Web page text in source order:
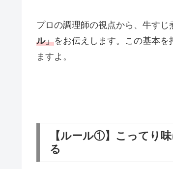
プロの調理師の視点から、牛す
ル」をお伝えします。この基本
ますよ。
【ルール①】こってり
る